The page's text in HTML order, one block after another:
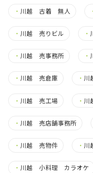
・ 川越 古着 無人
・ 川越 売りビル ・
・ 川越 売事務所 ・
・ 川越 売倉庫 ・ 川
・ 川越 売工場 ・ 川
・ 川越 売店舗事務所
・ 川越 売物件 ・
・ 川越 小料理 カラオケ